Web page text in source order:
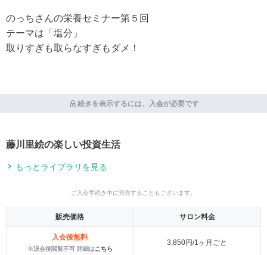
のっちさんの栄養セミナー第５回
テーマは「塩分」
取りすぎも取らなすぎもダメ！
続きを表示するには、入会が必要です
藤川里絵の楽しい投資生活
もっとライブラリを見る
ご入会手続き中に完売することもございます。
販売価格 サロン料金
入会後無料
※退会後閲覧不可 詳細はこちら
3,850円/1ヶ月ごと